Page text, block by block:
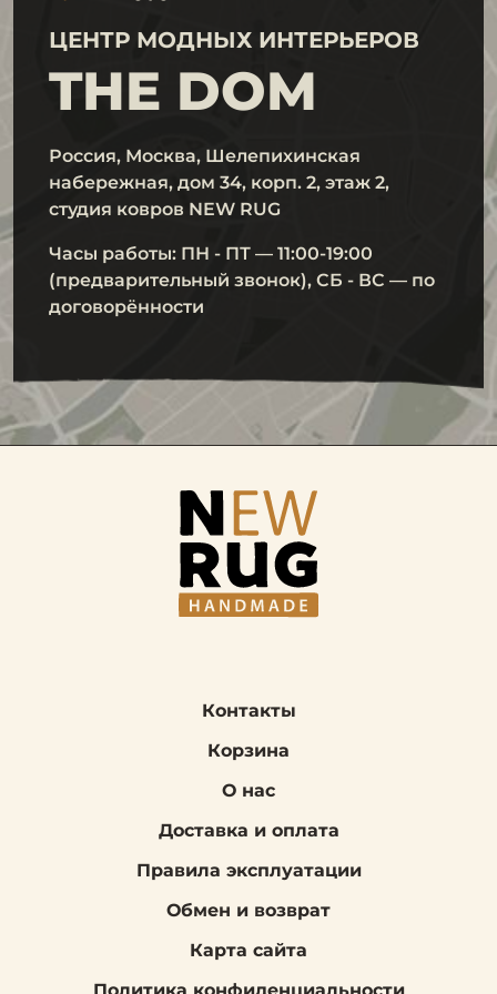
ЦЕНТР МОДНЫХ ИНТЕРЬЕРОВ
THE DOM
Россия, Москва, Шелепихинская
набережная, дом 34, корп. 2, этаж 2,
студия ковров NEW RUG
Часы работы: ПН - ПТ — 11:00-19:00
(предварительный звонок), СБ - ВС — по
договорённости
Контакты
Корзина
О нас
Доставка и оплата
Правила эксплуатации
Обмен и возврат
Карта сайта